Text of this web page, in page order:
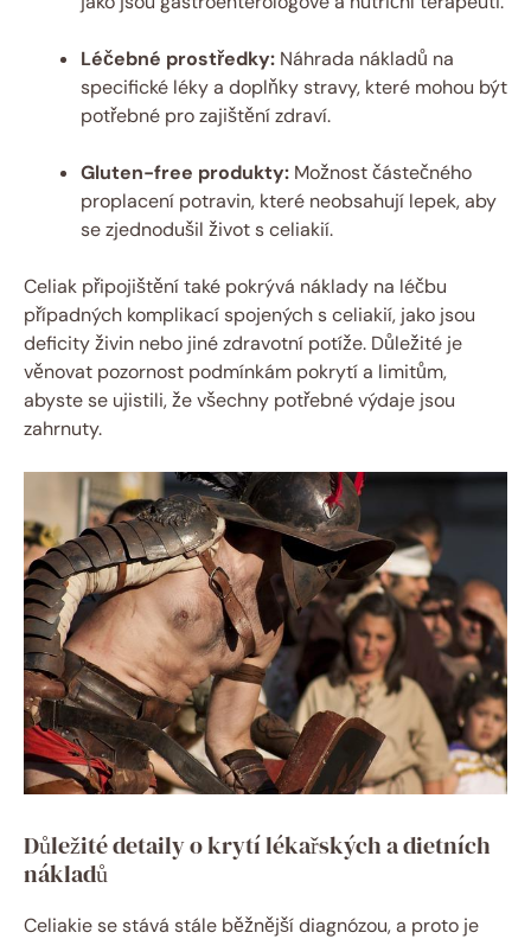
Léčebné prostředky: Náhrada nákladů ⁣na‌
specifické léky a doplňky stravy, které mohou být
potřebné pro zajištění zdraví.
Gluten-free produkty: Možnost ‌částečného
proplacení potravin, které neobsahují lepek, aby
se zjednodušil život s celiakií.
Celiak připojištění také pokrývá náklady na léčbu
případných komplikací spojených s celiakií, jako jsou
deficity živin nebo jiné zdravotní potíže. Důležité je
věnovat pozornost podmínkám​ pokrytí⁤ a limitům,
abyste se ​ujistili,‍ že všechny potřebné‍ výdaje‌ jsou
zahrnuty.
Důležité detaily o krytí lékařských a dietních
nákladů
Celiakie se stává stále běžnější diagnózou, a proto je